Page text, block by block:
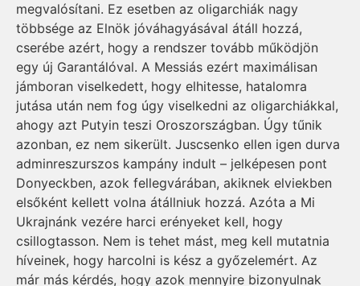
megvalósítani. Ez esetben az oligarchiák nagy
többsége az Elnök jóváhagyásával átáll hozzá,
cserébe azért, hogy a rendszer tovább működjön
egy új Garantálóval. A Messiás ezért ma­xi­má­lisan
jámboran viselkedett, hogy elhitesse, hatalomra
jutása után nem fog úgy viselkedni az oligarchiákkal,
ahogy azt Putyin teszi Oroszországban. Úgy tűnik
azonban, ez nem sikerült. Juscsenko ellen igen durva
adminreszurszos kampány indult – jelképesen pont
Do­nyeckben, azok fellegvárában, akiknek elviekben
elsőként kellett volna átállniuk hozzá. Azóta a Mi
Ukrajnánk vezére harci erényeket kell, hogy
csillogtasson. Nem is tehet mást, meg kell mutatnia
híveinek, hogy harcolni is kész a győzelemért. Az
már más kérdés, hogy azok mennyire bizonyulnak